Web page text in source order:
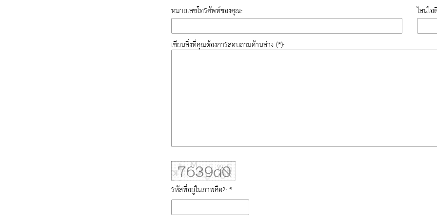
หมายเลขโทรศัพท์ของคุณ: ไลน์ไ
เขียนสิ่งที่คุณต้องการสอบถามด้านล่าง (*):
รหัสที่อยู่ในภาพคือ?: *